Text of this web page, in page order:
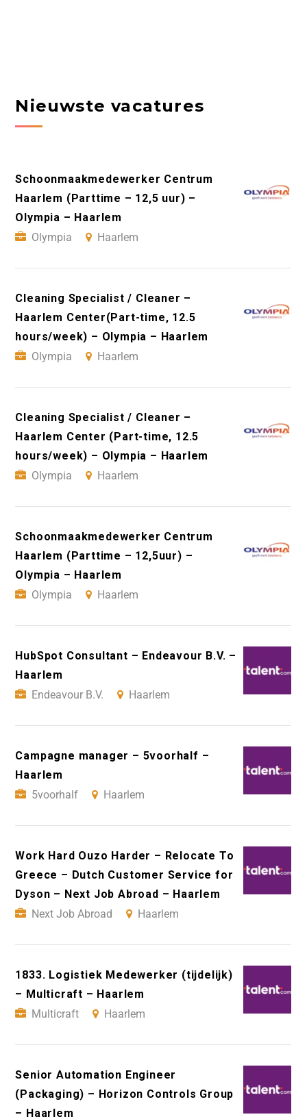
Nieuwste vacatures
Schoonmaakmedewerker Centrum
Haarlem (Parttime – 12,5 uur) –
Olympia – Haarlem
Olympia
Haarlem
Cleaning Specialist / Cleaner –
Haarlem Center(Part-time, 12.5
hours/week) – Olympia – Haarlem
Olympia
Haarlem
Cleaning Specialist / Cleaner –
Haarlem Center (Part-time, 12.5
hours/week) – Olympia – Haarlem
Olympia
Haarlem
Schoonmaakmedewerker Centrum
Haarlem (Parttime – 12,5uur) –
Olympia – Haarlem
Olympia
Haarlem
HubSpot Consultant – Endeavour B.V. –
Haarlem
Endeavour B.V.
Haarlem
Campagne manager – 5voorhalf –
Haarlem
5voorhalf
Haarlem
Work Hard Ouzo Harder – Relocate To
Greece – Dutch Customer Service for
Dyson – Next Job Abroad – Haarlem
Next Job Abroad
Haarlem
1833. Logistiek Medewerker (tijdelijk)
– Multicraft – Haarlem
Multicraft
Haarlem
Senior Automation Engineer
(Packaging) – Horizon Controls Group
– Haarlem